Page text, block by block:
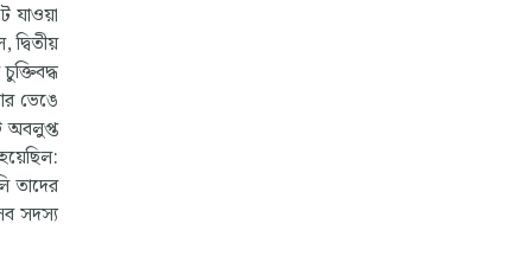
যাওয়া
দ্বিতীয়
ভেঙে
অবলুপ্ত
তাদের
সদস্য